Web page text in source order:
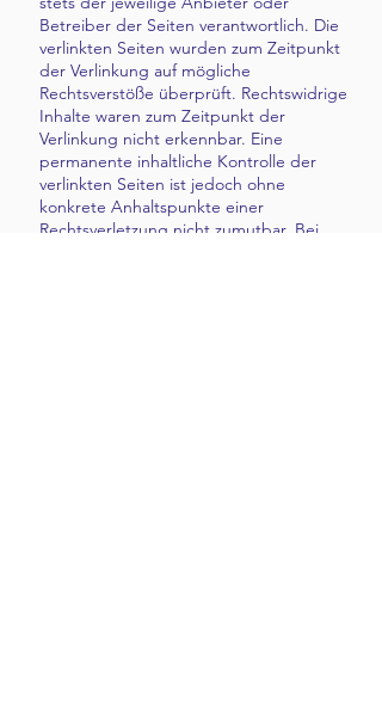
Betreiber der Seiten verantwortlich. Die
verlinkten Seiten wurden zum Zeitpunkt
der Verlinkung auf mögliche
Rechtsverstöße überprüft. Rechtswidrige
Inhalte waren zum Zeitpunkt der
Verlinkung nicht erkennbar. Eine
permanente inhaltliche Kontrolle der
verlinkten Seiten ist jedoch ohne
konkrete Anhaltspunkte einer
Rechtsverletzung nicht zumutbar. Bei